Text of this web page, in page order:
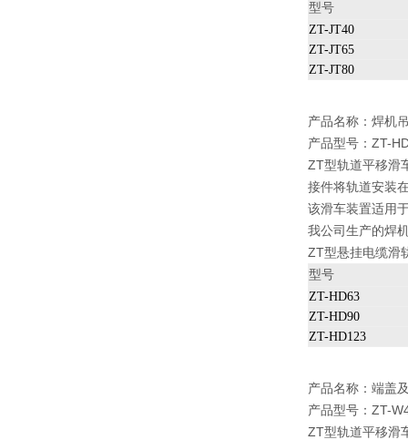
型号
ZT-JT40
ZT-JT65
ZT-JT80
产品名称： 焊机
产品型号：ZT-
ZT型轨道平移滑
接件将轨道安装
该滑车装置适用
我公司生产的焊
ZT型悬挂电缆滑
型号
ZT-HD63
ZT-HD90
ZT-HD123
产品名称： 端盖
产品型号：ZT-
ZT型轨道平移滑